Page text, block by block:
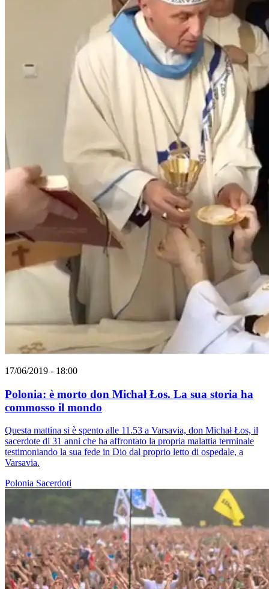
17/06/2019 - 18:00
Polonia: è morto don Michał Łos. La sua storia ha
commosso il mondo
Questa mattina si è spento alle 11.53 a Varsavia, don Michał Łos, il
sacerdote di 31 anni che ha affrontato la propria malattia terminale
testimoniando la sua fede in Dio dal proprio letto di ospedale, a
Varsavia.
Polonia Sacerdoti